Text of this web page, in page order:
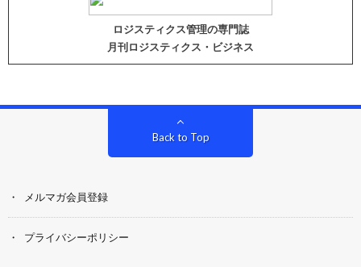
ロジスティクス管理の専門誌
月刊ロジスティクス・ビジネス
Back to Top
メルマガ会員登録
プライバシーポリシー